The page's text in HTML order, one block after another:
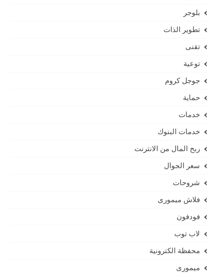
بلوجر
تطوير الذات
تقنى
توعية
جوجل كروم
حماية
خدمات
خدمات البنوك
ربح المال من الانترنت
سعر الجوال
شروحات
فلاش ميمورى
فودفون
لاب توب
محفظة الكترونية
ميمورى